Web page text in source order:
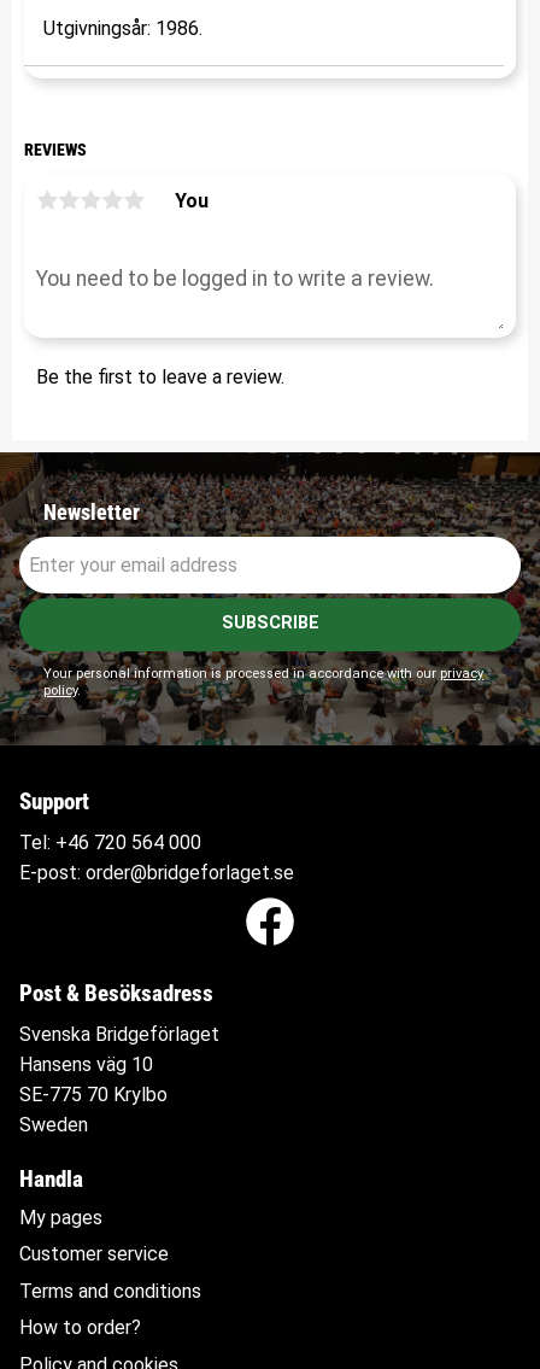
Utgivningsår: 1986.
REVIEWS
You
Be the first to leave a review.
Newsletter
SUBSCRIBE
Your personal information is processed in accordance with ourprivacy
policy.
Support
Tel: +46 720 564 000
E-post: order@bridgeforlaget.se
Post & Besöksadress
Svenska Bridgeförlaget
Hansens väg 10
SE-775 70 Krylbo
Sweden
Handla
My pages
Customer service
Terms and conditions
How to order?